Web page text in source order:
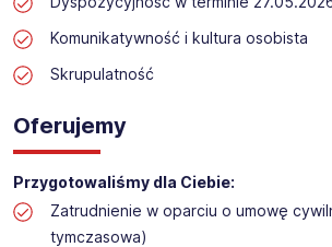
Komunikatywność i kultura osobista
Skrupulatność
Oferujemy
Przygotowaliśmy dla Ciebie:
Zatrudnienie w oparciu o umowę
tymczasowa)